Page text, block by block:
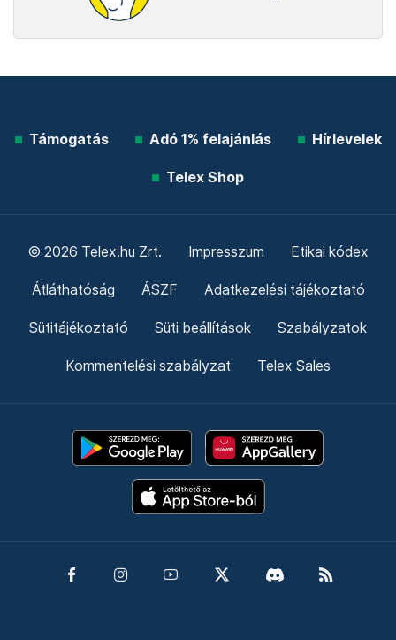
Támogatás Adó 1% felajánlás Hírlevelek
Telex Shop
© 2026 Telex.hu Zrt. Impresszum Etikai kódex
Átláthatóság ÁSZF Adatkezelési tájékoztató
Sütitájékoztató Süti beállítások Szabályzatok
Kommentelési szabályzat Telex Sales